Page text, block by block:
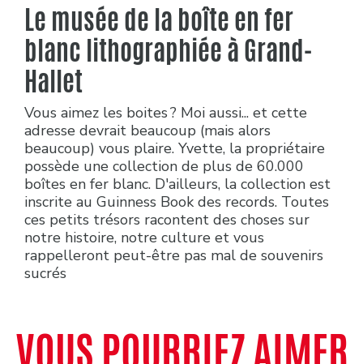
Le musée de la boîte en fer
blanc lithographiée à Grand-
Hallet
Vous aimez les boites ? Moi aussi... et cette
adresse devrait beaucoup (mais alors
beaucoup) vous plaire. Yvette, la propriétaire
possède une collection de plus de 60.000
boîtes en fer blanc. D'ailleurs, la collection est
inscrite au Guinness Book des records. Toutes
ces petits trésors racontent des choses sur
notre histoire, notre culture et vous
rappelleront peut-être pas mal de souvenirs
sucrés
VOUS POURRIEZ AIMER